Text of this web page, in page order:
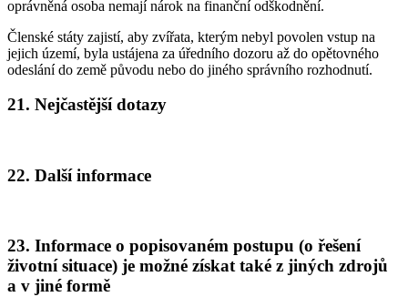
oprávněná osoba nemají nárok na finanční odškodnění.
Členské státy zajistí, aby zvířata, kterým nebyl povolen vstup na
jejich území, byla ustájena za úředního dozoru až do opětovného
odeslání do země původu nebo do jiného správního rozhodnutí.
21. Nejčastější dotazy
22. Další informace
23. Informace o popisovaném postupu (o řešení
životní situace) je možné získat také z jiných zdrojů
a v jiné formě